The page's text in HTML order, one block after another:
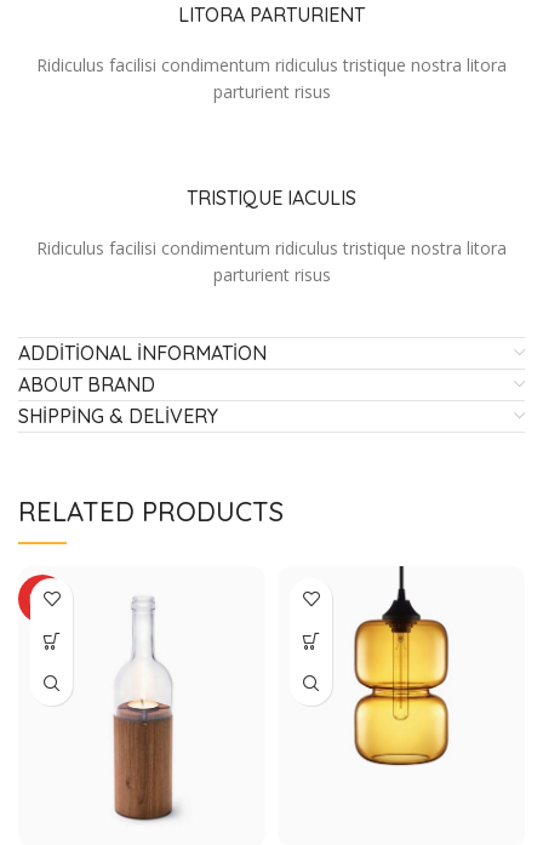
LITORA PARTURIENT
Ridiculus facilisi condimentum ridiculus tristique nostra litora
parturient risus
TRISTIQUE IACULIS
Ridiculus facilisi condimentum ridiculus tristique nostra litora
parturient risus
ADDITIONAL INFORMATION
ABOUT BRAND
SHIPPING & DELIVERY
RELATED PRODUCTS
HOT